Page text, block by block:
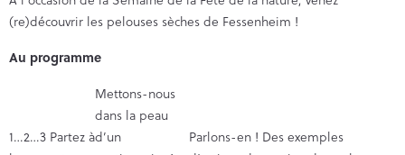
(re)découvrir les pelouses sèches de Fessenheim !
Au programme
1…2…3 Partez à
Mettons-nous
dans la peau
d’un
Parlons-en ! Des exemples